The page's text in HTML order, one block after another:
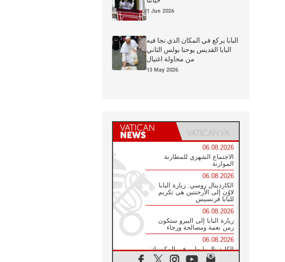
1 Jun 2026
البابا يركع في المكان الذي نجا فيه
البابا القديس يوحنا بولس الثاني
من محاولة اغتيال
13 May 2026
06.08.2026
الاجتماع الشهري للمطارنة
الموارنة
06.08.2026
الكاردينال روسي: زيارة البابا
لاوُن إلى الأرجنتين هي تكريم
للبابا فرنسيس
06.08.2026
زيارة البابا إلى البيرو ستكون
زمن نعمة ومصالحة ورجاء
06.08.2026
الكاردينال بارولين في المكسيك:
علينا أن نكون حاضرين إلى جانب